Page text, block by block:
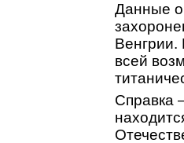
Данные
Венгрии.
всей
Справка